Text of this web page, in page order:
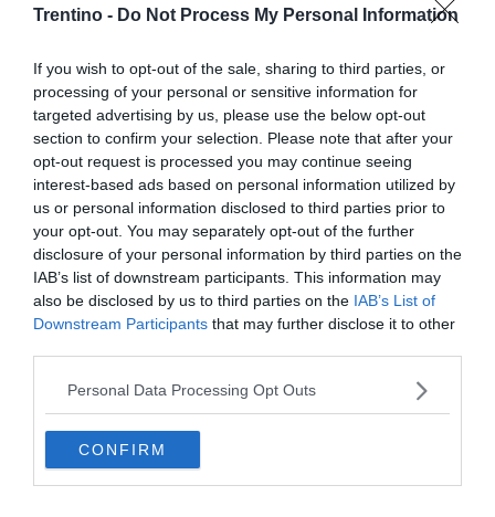
Trentino - Do Not Process My Personal Information
If you wish to opt-out of the sale, sharing to third parties, or
processing of your personal or sensitive information for
targeted advertising by us, please use the below opt-out
section to confirm your selection. Please note that after your
opt-out request is processed you may continue seeing
interest-based ads based on personal information utilized by
us or personal information disclosed to third parties prior to
your opt-out. You may separately opt-out of the further
disclosure of your personal information by third parties on the
IAB’s list of downstream participants. This information may
also be disclosed by us to third parties on the IAB’s List of
Downstream Participants that may further disclose it to other
Personal Data Processing Opt Outs
CONFIRM
Salvini: "Roggero chiede di andare avanti
su norma anti-risarcimenti"
Europei nuoto, Pellacani rientra in Italia
con gli azzurri dei tuffi